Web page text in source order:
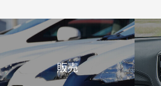
販売